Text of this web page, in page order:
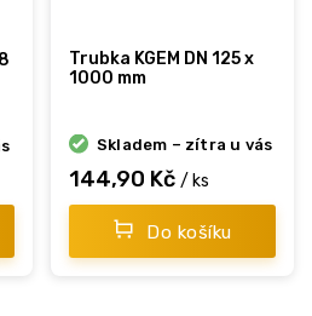
Trubka KGEM DN 125 x
1000 mm
Skladem – zítra u vás
144,90 Kč / ks
Do košíku